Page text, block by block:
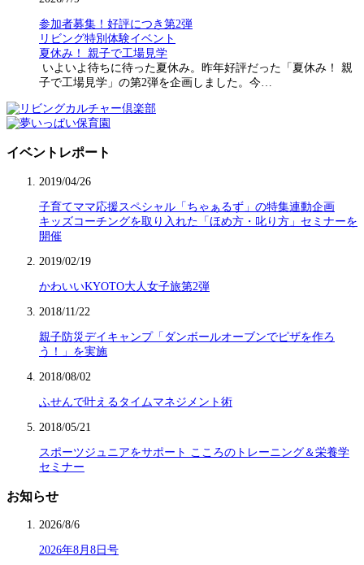
参加者募集！好評につき第2弾
リビング特別体験イベント
夏休み！ 親子で工場見学
いよいよ待ちに待った夏休み。昨年好評だった「夏休み！ 親
子で工場見学」の第2弾を企画しました。今…
イベントレポート
2019/04/26
子育てママ応援スペシャル「ちゃぁるず」の特集連動企画
キッズコーチングを取り入れた「ほめ方・叱り方」セミナーを
開催
2019/02/19
かわいいKYOTO大人女子旅第2弾
2018/11/22
親子防災デイキャンプ「ダンボールオーブンでピザを作ろ
う！」を実施
2018/08/02
ふせんで叶えるタイムマネジメント術
2018/05/21
スポーツジュニアをサポート こころのトレーニング＆栄養学
セミナー
お知らせ
2026/8/6
2026年8月8日号